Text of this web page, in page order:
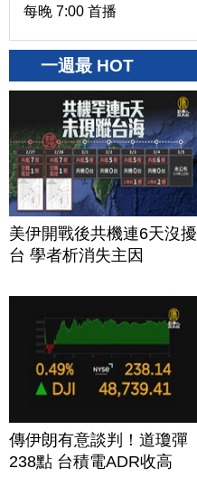
每晚 7:00 首播
一週最 HOT
美伊開戰後共機連6天沒擾
台 學者析消失主因
傳伊朗有意談判！道瓊彈
238點 台積電ADR收高